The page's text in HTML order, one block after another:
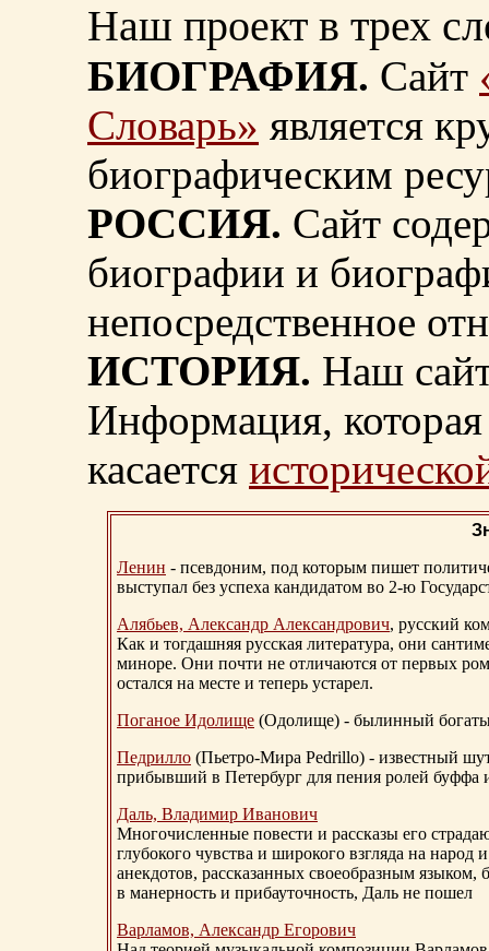
Наш проект в трех
БИОГРАФИЯ. Сайт
Словарь» является
биографическим
РОССИЯ. Сайт
биографии и
непосредственное
ИСТОРИЯ. Наш
Информация, которая
касается
Ленин - псевдоним, под которым пишет
выступал без успеха кандидатом во 2-ю
Алябьев, Александр Александрович, русский
Как и тогдашняя русская литература, они
миноре. Они почти не отличаются от первых
остался на месте и теперь устарел.
Поганое Идолище (Одолище) - былинный
Педрилло (Пьетро-Мира Pedrillo) - известный
прибывший в Петербург для пения ролей буффа
Даль, Владимир Иванович
Многочисленные повести и рассказы его
глубокого чувства и широкого взгляда на
анекдотов, рассказанных своеобразным
в манерность и прибауточность, Даль не пошел
Варламов, Александр Егорович